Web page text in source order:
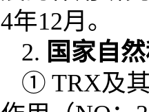
4年12月。
2. 国家自
① TRX及